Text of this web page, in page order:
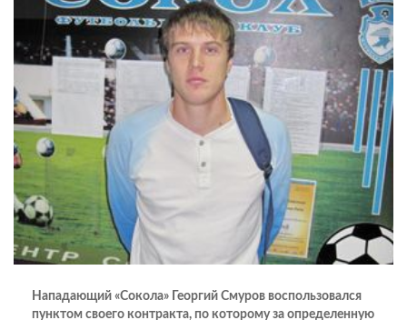
Нападающий «Сокола» Георгий Смуров воспользовался
пунктом своего контракта, по которому за определенную